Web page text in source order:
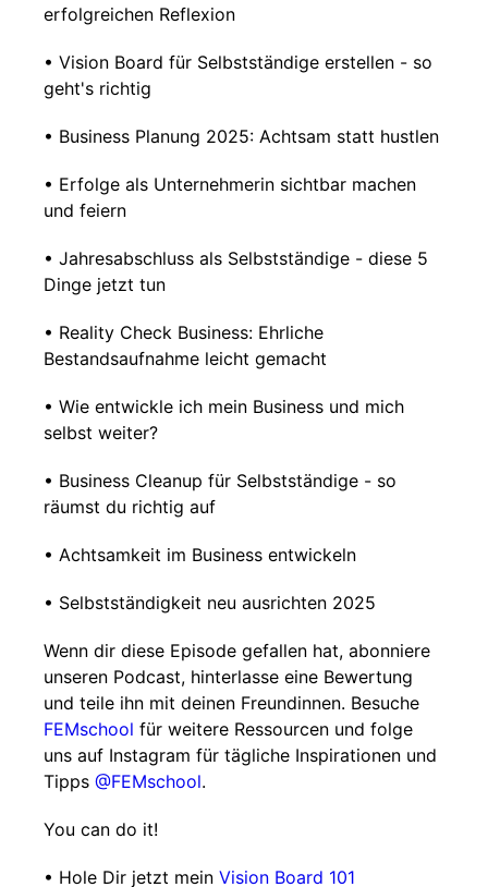
erfolgreichen Reflexion
• Vision Board für Selbstständige erstellen - so
geht's richtig
• Business Planung 2025: Achtsam statt hustlen
• Erfolge als Unternehmerin sichtbar machen
und feiern
• Jahresabschluss als Selbstständige - diese 5
Dinge jetzt tun
• Reality Check Business: Ehrliche
Bestandsaufnahme leicht gemacht
• Wie entwickle ich mein Business und mich
selbst weiter?
• Business Cleanup für Selbstständige - so
räumst du richtig auf
• Achtsamkeit im Business entwickeln
• Selbstständigkeit neu ausrichten 2025
Wenn dir diese Episode gefallen hat, abonniere
unseren Podcast, hinterlasse eine Bewertung
und teile ihn mit deinen Freundinnen. Besuche
FEMschool für weitere Ressourcen und folge
uns auf Instagram für tägliche Inspirationen und
Tipps @FEMschool.
You can do it!
• Hole Dir jetzt mein Vision Board 101